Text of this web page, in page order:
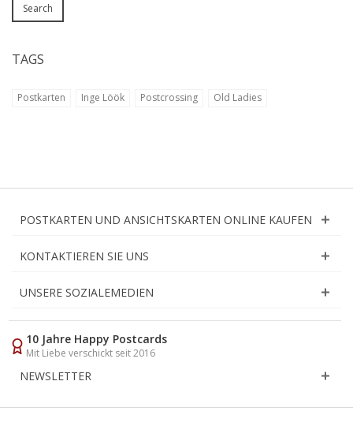
Search
TAGS
Postkarten Inge Löök Postcrossing Old Ladies
POSTKARTEN UND ANSICHTSKARTEN ONLINE KAUFEN
KONTAKTIEREN SIE UNS
UNSERE SOZIALEMEDIEN
10 Jahre Happy Postcards
Mit Liebe verschickt seit 2016
NEWSLETTER